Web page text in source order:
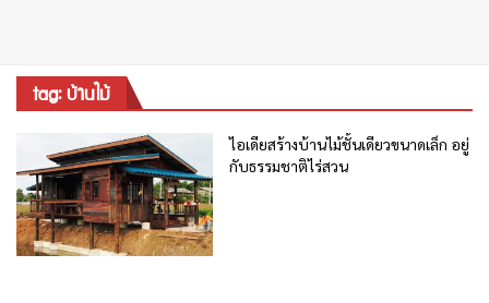
tag: บ้านไม้
ไอเดียสร้างบ้านไม้ชั้นเดียวขนาดเล็ก อยู่
กับธรรมชาติไร่สวน